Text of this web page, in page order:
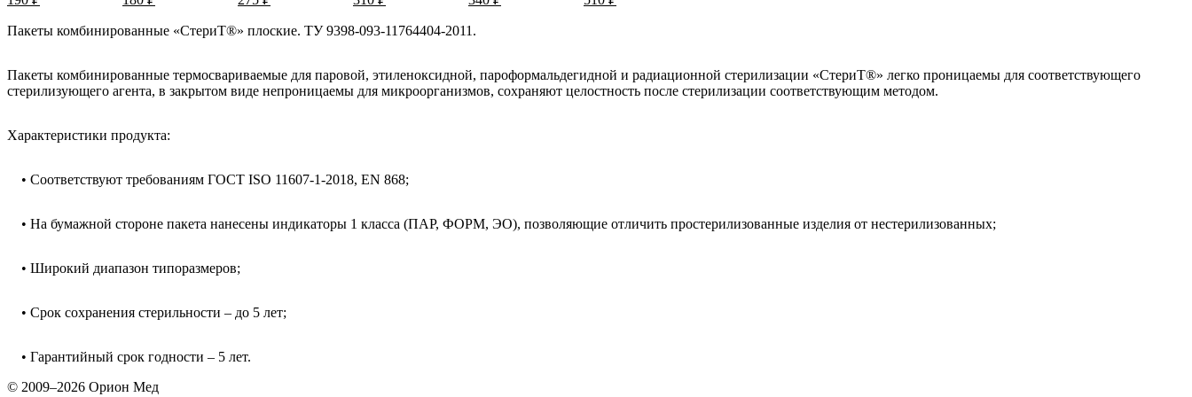
Пакеты комбинированные «СтериТ®» плоские. ТУ 9398-093-11764404-2011.
Пакеты комбинированные термосвариваемые для паровой, этиленоксидной, пароформальдегидной и радиационной стерилизации «СтериТ®» легко проницаемы для соответствующего
стерилизующего агента, в закрытом виде непроницаемы для микроорганизмов, сохраняют целостность после стерилизации соответствующим методом.
Характеристики продукта:
• Соответствуют требованиям ГОСТ ISO 11607-1-2018, EN 868;
• На бумажной стороне пакета нанесены индикаторы 1 класса (ПАР, ФОРМ, ЭО), позволяющие отличить простерилизованные изделия от нестерилизованных;
• Широкий диапазон типоразмеров;
• Срок сохранения стерильности – до 5 лет;
• Гарантийный срок годности – 5 лет.
© 2009–2026 Орион Мед